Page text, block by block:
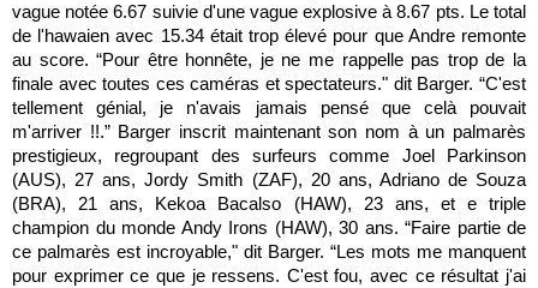
vague notée 6.67 suivie d'une vague explosive à 8.67 pts. Le total
de l'hawaien avec 15.34 était trop élevé pour que Andre remonte
au score. “Pour être honnête, je ne me rappelle pas trop de la
finale avec toutes ces caméras et spectateurs." dit Barger. “C'est
tellement génial, je n'avais jamais pensé que celà pouvait
m'arriver !!.” Barger inscrit maintenant son nom à un palmarès
prestigieux, regroupant des surfeurs comme Joel Parkinson
(AUS), 27 ans, Jordy Smith (ZAF), 20 ans, Adriano de Souza
(BRA), 21 ans, Kekoa Bacalso (HAW), 23 ans, et e triple
champion du monde Andy Irons (HAW), 30 ans. “Faire partie de
ce palmarès est incroyable," dit Barger. “Les mots me manquent
pour exprimer ce que je ressens. C'est fou, avec ce résultat j'ai